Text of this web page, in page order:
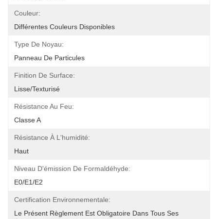
Couleur:
Différentes Couleurs Disponibles
Type De Noyau:
Panneau De Particules
Finition De Surface:
Lisse/texturisé
Résistance Au Feu:
Classe A
Résistance À L'humidité:
Haut
Niveau D'émission De Formaldéhyde:
E0/E1/E2
Certification Environnementale:
Le Présent Règlement Est Obligatoire Dans Tous Ses